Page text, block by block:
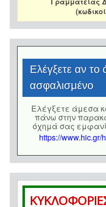
Eλέγξετε αν το
ασφαλισμένο
Eλέγξετε άμεσα
πάνω στην
όχημά σας
https://